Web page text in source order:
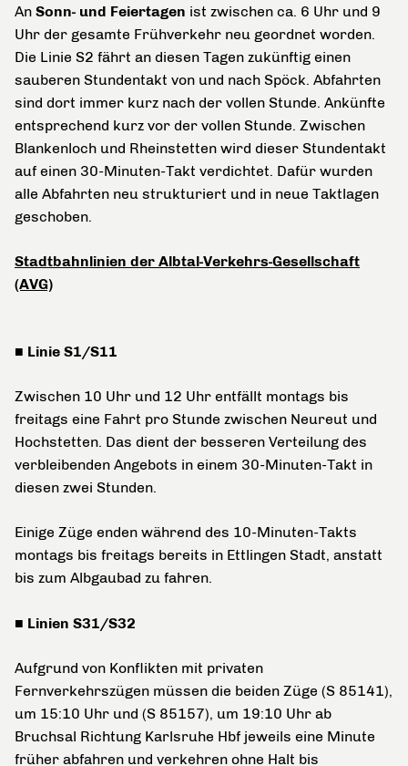
An Sonn- und Feiertagen ist zwischen ca. 6 Uhr und 9
Uhr der gesamte Frühverkehr neu geordnet worden.
Die Linie S2 fährt an diesen Tagen zukünftig einen
sauberen Stundentakt von und nach Spöck. Abfahrten
sind dort immer kurz nach der vollen Stunde. Ankünfte
entsprechend kurz vor der vollen Stunde. Zwischen
Blankenloch und Rheinstetten wird dieser Stundentakt
auf einen 30-Minuten-Takt verdichtet. Dafür wurden
alle Abfahrten neu strukturiert und in neue Taktlagen
geschoben.
Stadtbahnlinien der Albtal-Verkehrs-Gesellschaft
(AVG)
■ Linie S1/S11
Zwischen 10 Uhr und 12 Uhr entfällt montags bis
freitags eine Fahrt pro Stunde zwischen Neureut und
Hochstetten. Das dient der besseren Verteilung des
verbleibenden Angebots in einem 30-Minuten-Takt in
diesen zwei Stunden.
Einige Züge enden während des 10-Minuten-Takts
montags bis freitags bereits in Ettlingen Stadt, anstatt
bis zum Albgaubad zu fahren.
■ Linien S31/S32
Aufgrund von Konflikten mit privaten
Fernverkehrszügen müssen die beiden Züge (S 85141),
um 15:10 Uhr und (S 85157), um 19:10 Uhr ab
Bruchsal Richtung Karlsruhe Hbf jeweils eine Minute
früher abfahren und verkehren ohne Halt bis